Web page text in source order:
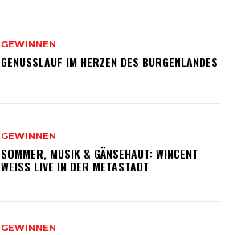
GEWINNEN
GENUSSLAUF IM HERZEN DES BURGENLANDES
GEWINNEN
SOMMER, MUSIK & GÄNSEHAUT: WINCENT
WEISS LIVE IN DER METASTADT
GEWINNEN